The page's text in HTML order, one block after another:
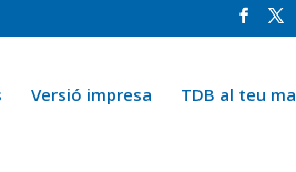
Versió impresa TDB al teu